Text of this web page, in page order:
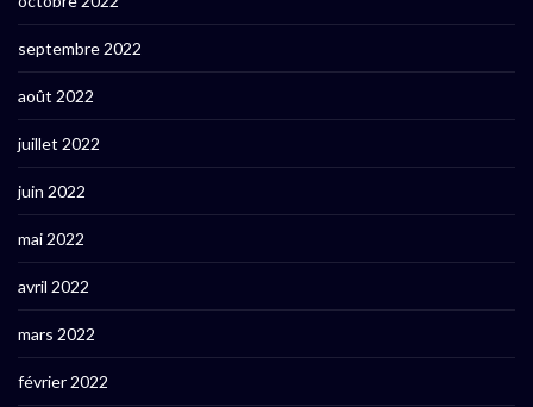
septembre 2022
août 2022
juillet 2022
juin 2022
mai 2022
avril 2022
mars 2022
février 2022